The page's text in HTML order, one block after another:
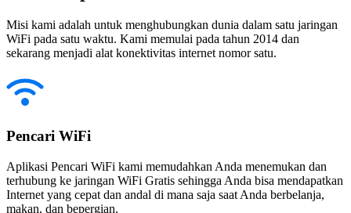
Misi kami adalah untuk menghubungkan dunia dalam satu jaringan
WiFi pada satu waktu. Kami memulai pada tahun 2014 dan
sekarang menjadi alat konektivitas internet nomor satu.
Pencari WiFi
Aplikasi Pencari WiFi kami memudahkan Anda menemukan dan
terhubung ke jaringan WiFi Gratis sehingga Anda bisa mendapatkan
Internet yang cepat dan andal di mana saja saat Anda berbelanja,
makan, dan bepergian.